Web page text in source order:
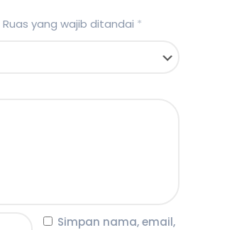
Ruas yang wajib ditandai *
Simpan nama, email,